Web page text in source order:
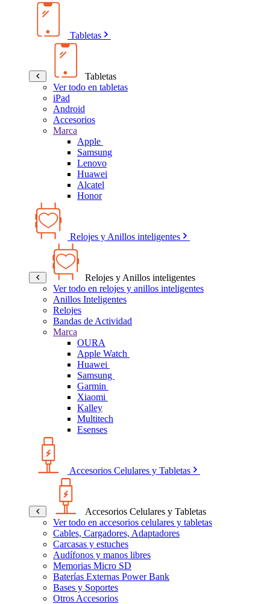
Tabletas
Tabletas
Ver todo en tabletas
iPad
Android
Accesorios
Marca
Apple
Samsung
Lenovo
Huawei
Alcatel
Honor
Relojes y Anillos inteligentes
Relojes y Anillos inteligentes
Ver todo en relojes y anillos inteligentes
Anillos Inteligentes
Relojes
Bandas de Actividad
Marca
OURA
Apple Watch
Huawei
Samsung
Garmin
Xiaomi
Kalley
Multitech
Esenses
Accesorios Celulares y Tabletas
Accesorios Celulares y Tabletas
Ver todo en accesorios celulares y tabletas
Cables, Cargadores, Adaptadores
Carcasas y estuches
Audífonos y manos libres
Memorias Micro SD
Baterías Externas Power Bank
Bases y Soportes
Otros Accesorios